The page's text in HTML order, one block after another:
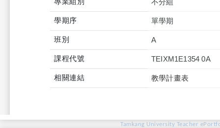
不分組
學期序 單學期
班別 A
課程代號 TEIXM1E1354 0A
相關連結 教學計畫表
Tamkang University Teacher